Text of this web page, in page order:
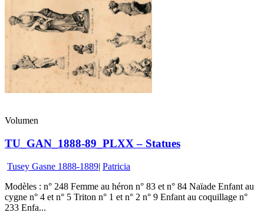
Volumen
TU_GAN_1888-89_PLXX – Statues
Tusey Gasne 1888-1889| Patricia
Modèles : n° 248 Femme au héron n° 83 et n° 84 Naïade Enfant au
cygne n° 4 et n° 5 Triton n° 1 et n° 2 n° 9 Enfant au coquillage n°
233 Enfa...